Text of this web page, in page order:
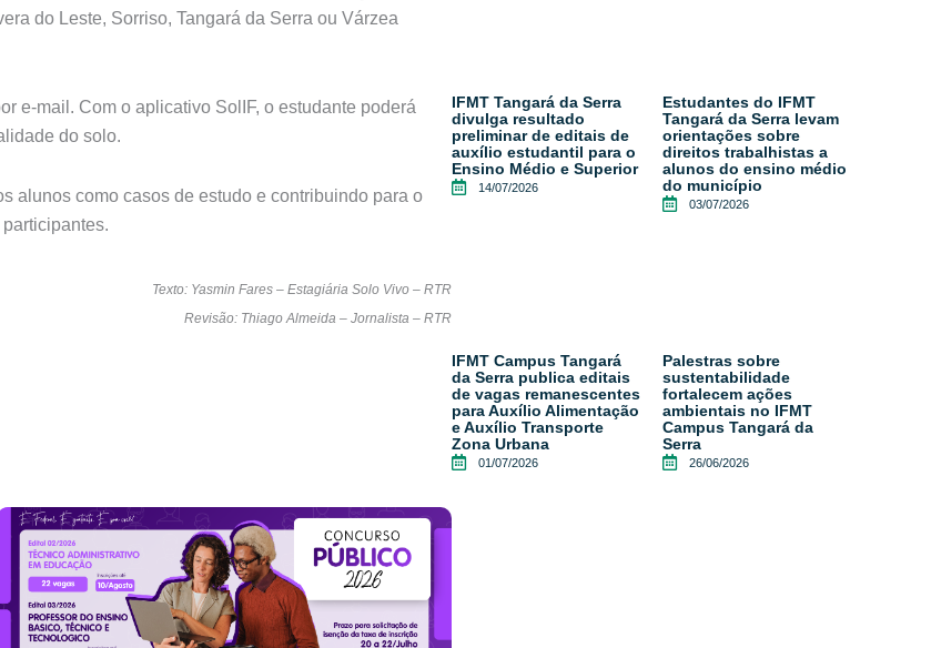
do Leste, Sorriso, Tangará da Serra ou Várzea
e-mail. Com o aplicativo SolIF, o estudante poderá
do solo.
alunos como casos de estudo e contribuindo para o
Texto: Yasmin Fares – Estagiária Solo Vivo – RTR
Revisão: Thiago Almeida – Jornalista – RTR
IFMT Tangará da Serra
divulga resultado
preliminar de editais de
auxílio estudantil para o
Ensino Médio e Superior
14/07/2026
Estudantes do IFMT
Tangará da Serra levam
orientações sobre
direitos trabalhistas a
alunos do ensino médio
do município
03/07/2026
IFMT Campus Tangará
da Serra publica editais
de vagas remanescentes
para Auxílio Alimentação
e Auxílio Transporte
Zona Urbana
01/07/2026
Palestras sobre
sustentabilidade
fortalecem ações
ambientais no IFMT
Campus Tangará da
Serra
26/06/2026